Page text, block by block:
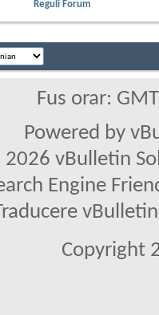
Reguli Forum
Fus orar:
Powered by
vBulletin
Engine
Copyright